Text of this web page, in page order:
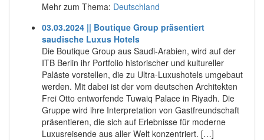
Mehr zum Thema: Deutschland
03.03.2024 || Boutique Group präsentiert
saudische Luxus Hotels
Die Boutique Group aus Saudi-Arabien, wird auf der
ITB Berlin ihr Portfolio historischer und kultureller
Paläste vorstellen, die zu Ultra-Luxushotels umgebaut
werden. Mit dabei ist der vom deutschen Architekten
Frei Otto entworfende Tuwaiq Palace in Riyadh. Die
Gruppe wird ihre Interpretation von Gastfreundschaft
präsentieren, die sich auf Erlebnisse für moderne
Luxusreisende aus aller Welt konzentriert. […]